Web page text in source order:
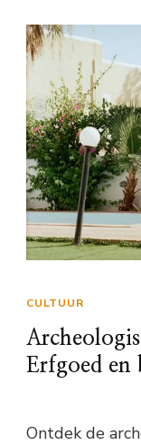
CULTUUR
Erfgoed en
Ontdek de